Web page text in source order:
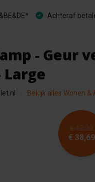
Achteraf
- Geur
Large
Bekijk alles Wonen &
€ 42,99
€ 38,69